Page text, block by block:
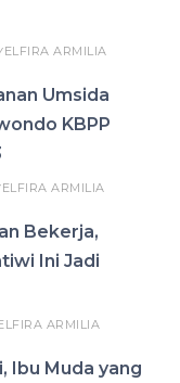
ELFIRA ARMILIA
Umsida
KBPP
ELFIRA ARMILIA
Bekerja,
Ini Jadi
ARMILIA
Ibu Muda yang